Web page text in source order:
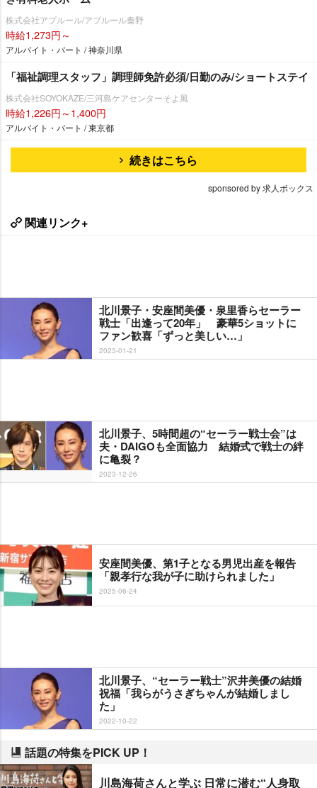
株式会社アプルール/アプルール秦野
時給1,273円～
アルバイト・パート / 神奈川県
「福祉調理スタッフ」調理師免許必須/日勤のみ/ショートステイ
株式会社SOYOKAZE/三河島ケアセンターそよ風
時給1,226円～1,400円
アルバイト・パート / 東京都
続きはこちら
sponsored by 求人ボックス
関連リンク+
北川景子・安座間美優・泉里香らセーラー
戦士「出逢って20年」 豪華5ショットに
ファン歓喜「ずっと美しい…」
2023-01-21
北川景子、5時間超の“セーラー戦士会”は
夫・DAIGOも全面協力 結婚式で戦士の絆
に亀裂？
2023-12-26
安座間美優、第1子となる男児出産を報告
「親孝行な我が子に助けられました」
2025-06-24
北川景子、“セーラー戦士”沢井美優の結婚
祝福「我らがうさぎちゃんが結婚しまし
た」
2022-10-22
話題の特集をPICK UP！
川島海荷さんと学ぶ 日常に潜む“人身取